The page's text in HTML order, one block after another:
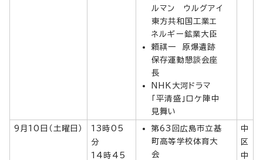
ルマン ウルグアイ
東方共和国工業エ
ネルギー鉱業大臣
頼祺一 原爆遺跡
保存運動懇談会座
長
NHK大河ドラマ
「平清盛」ロケ陣中
見舞い
9月10日（土曜日）
13時05
分
14時45
第63回広島市立基
町高等学校体育大
会
中
区
中